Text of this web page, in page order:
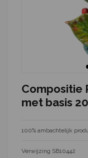
Compositie
met basis
100% ambachtelijk
Verwijzing SB10442